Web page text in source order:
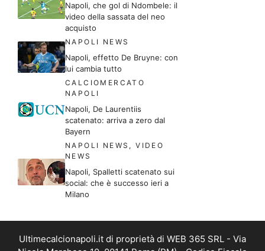
Napoli, che gol di Ndombele: il
video della sassata del neo
acquisto
NAPOLI NEWS
Napoli, effetto De Bruyne: con
lui cambia tutto
CALCIOMERCATO
NAPOLI
Napoli, De Laurentiis
scatenato: arriva a zero dal
Bayern
NAPOLI NEWS ,VIDEO
NEWS
Napoli, Spalletti scatenato sui
social: che è successo ieri a
Milano
Ultimecalcionapoli.it di proprietà di WEB 365 SRL - Via